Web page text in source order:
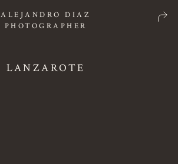
ALEJANDRO DIAZ
PHOTOGRAPHER
LANZAROTE